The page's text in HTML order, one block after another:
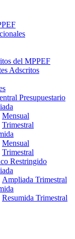
del MPPEF
Adscritos
Presupuestario
Mensual
Trimestral
Mensual
Trimestral
Restringido
Ampliada Trimestral
Resumida Trimestral